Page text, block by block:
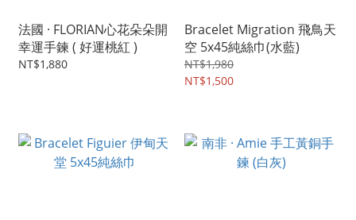
法國 · FLORIAN心花朵朵開
幸運手鍊 ( 好運桃紅 )
NT$1,880
Bracelet Migration 飛鳥天
空 5x45純絲巾(水藍)
NT$1,980
NT$1,500